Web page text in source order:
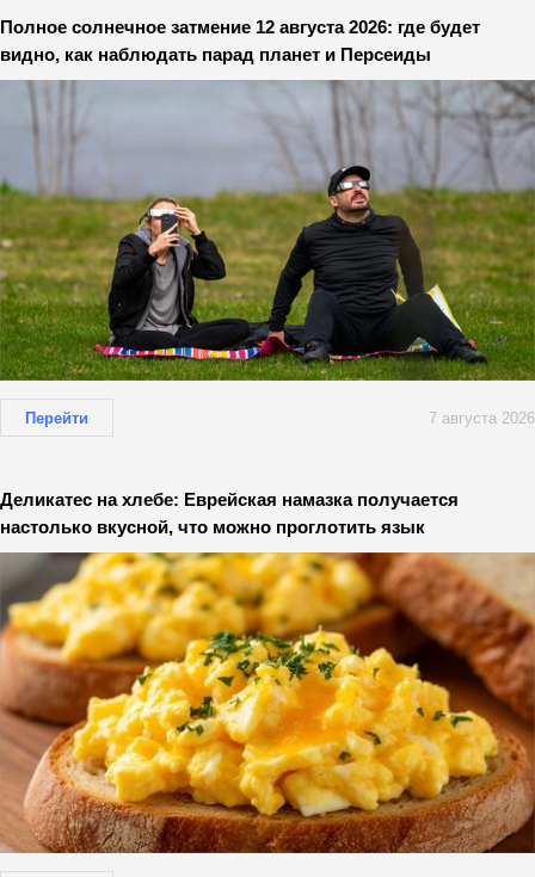
Полное солнечное затмение 12 августа 2026: где будет
видно, как наблюдать парад планет и Персеиды
Перейти 7 августа 2026
Деликатес на хлебе: Еврейская намазка получается
настолько вкусной, что можно проглотить язык